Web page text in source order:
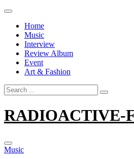
Skip
contentHome
Music
Interview
Review Album
Event
Art & Fashion
Search
for:
RADIOACTIVE-
Music